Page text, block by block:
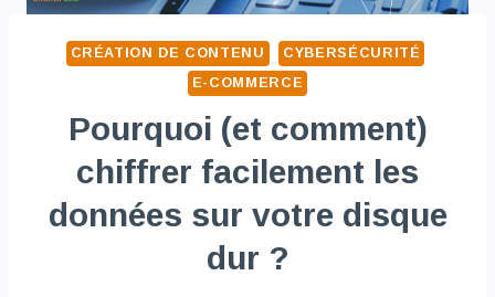
CRÉATION DE CONTENU
CYBERSÉCURITÉ
E-COMMERCE
Pourquoi (et comment)
chiffrer facilement les
données sur votre disque
dur ?